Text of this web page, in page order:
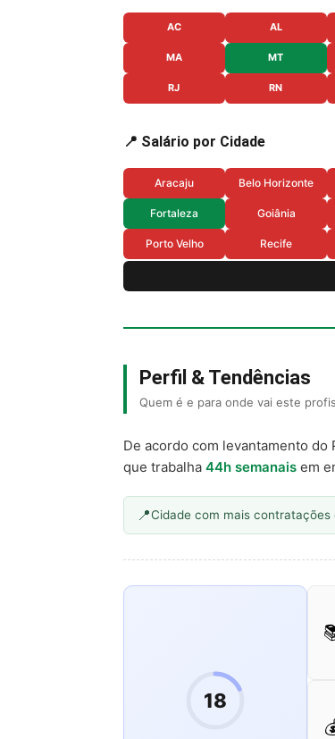
AC AL
MA MT
RJ RN
📍 Salário por Cidade
Aracaju Belo Horizonte
Fortaleza Goiânia
Porto Velho Recife
Perfil & Tendências
Quem é e para onde vai este
De acordo com levantamento do
que trabalha 44h semanais em
Cidade com mais
18